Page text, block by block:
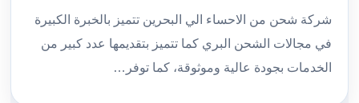
شركة شحن من الاحساء الي البحرين تتميز بالخبرة الكبيرة
في مجالات الشحن البري كما تتميز بتقديمها عدد كبير من
الخدمات بجودة عالية وموثوقة، كما توفر…